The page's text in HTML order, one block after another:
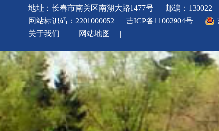
地址：长春市南关区南湖大路1477号
邮编：130022
网站标识码：2201000052
吉ICP备11002904号
关于我们
| 网站地图 |